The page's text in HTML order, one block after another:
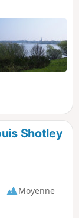
Shotley
Moyenne